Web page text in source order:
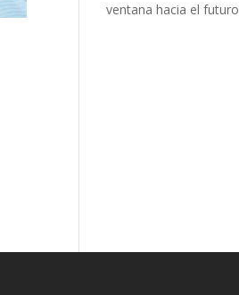
ventana hacia el futuro